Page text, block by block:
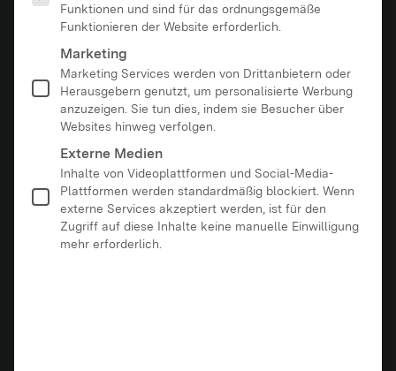
Funktionen und sind für das ordnungsgemäße
Funktionieren der Website erforderlich.
Marketing
Marketing Services werden von Drittanbietern oder
Herausgebern genutzt, um personalisierte Werbung
anzuzeigen. Sie tun dies, indem sie Besucher über
Websites hinweg verfolgen.
Externe Medien
Inhalte von Videoplattformen und Social-Media-
Plattformen werden standardmäßig blockiert. Wenn
externe Services akzeptiert werden, ist für den
Zugriff auf diese Inhalte keine manuelle Einwilligung
mehr erforderlich.